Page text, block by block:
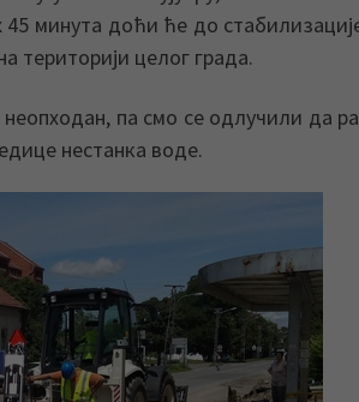
минута доћи ће до
територији целог града.
па смо се одлучили да
нестанка воде.